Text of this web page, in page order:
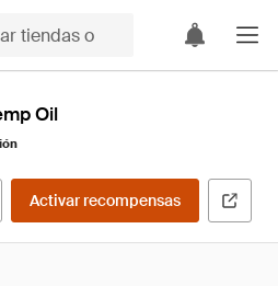
Oil
Activar recompensas